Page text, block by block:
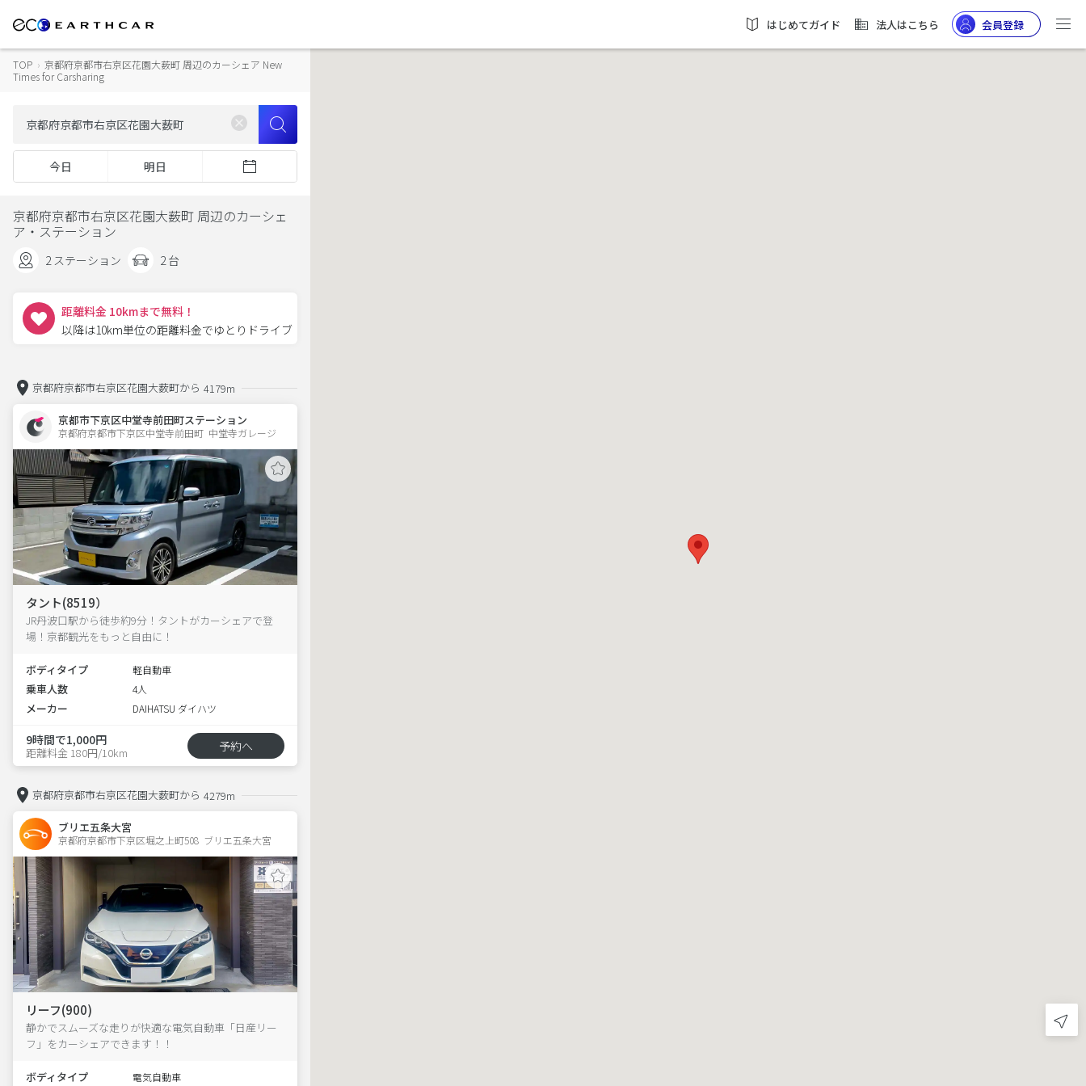
はじめてガイド 法人はこちら 会員登録
TOP › 京都府京都市右京区花園大薮町 周辺のカーシェア New
Times for Carsharing
今日 明日
京都府京都市右京区花園大薮町 周辺のカーシェ
ア・ステーション
2 ステーション 2 台
距離料金 10kmまで無料！
以降は10km単位の距離料金でゆとりドライブ
京都府京都市右京区花園大薮町から 4179m
京都市下京区中堂寺前田町ステーション
京都府京都市下京区中堂寺前田町  中堂寺ガレージ
タント(8519）
JR丹波口駅から徒歩約9分！タントがカーシェアで登
場！京都観光をもっと自由に！
ボディタイプ 軽自動車
乗車人数 4人
メーカー DAIHATSU ダイハツ
9時間で1,000円
距離料金 180円/10km 予約へ
京都府京都市右京区花園大薮町から 4279m
ブリエ五条大宮
京都府京都市下京区堀之上町508  ブリエ五条大宮
リーフ(900)
静かでスムーズな走りが快適な電気自動車「日産リー
フ」をカーシェアできます！！
ボディタイプ 電気自動車